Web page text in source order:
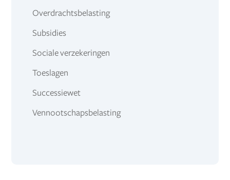
Overdrachtsbelasting
Subsidies
Sociale verzekeringen
Toeslagen
Successiewet
Vennootschapsbelasting